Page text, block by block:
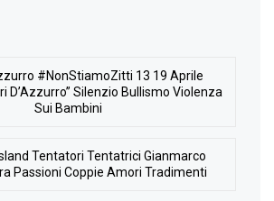
#NonStiamoZitti 13 19 Aprile
D’Azzurro” Silenzio Bullismo Violenza
Sui Bambini
Tentatori Tentatrici Gianmarco
Passioni Coppie Amori Tradimenti